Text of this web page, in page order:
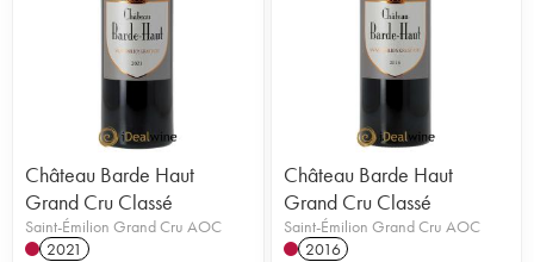
Château Barde Haut
Grand Cru Classé
Saint-Émilion Grand Cru AOC
2021
Château Barde Haut
Grand Cru Classé
Saint-Émilion Grand Cru AOC
2016